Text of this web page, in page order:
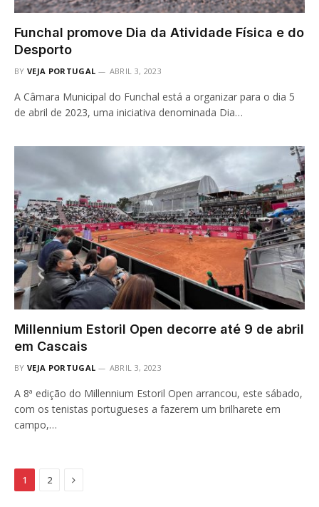
Funchal promove Dia da Atividade Física e do
Desporto
BY VEJA PORTUGAL ABRIL 3, 2023
A Câmara Municipal do Funchal está a organizar para o dia 5
de abril de 2023, uma iniciativa denominada Dia…
Millennium Estoril Open decorre até 9 de abril
em Cascais
BY VEJA PORTUGAL ABRIL 3, 2023
A 8ª edição do Millennium Estoril Open arrancou, este sábado,
com os tenistas portugueses a fazerem um brilharete em
campo,…
1 2 Next